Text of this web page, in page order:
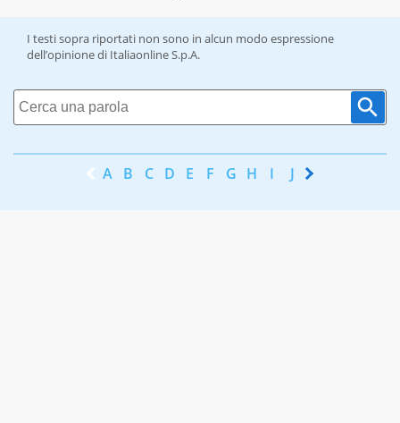
I testi sopra riportati non sono in alcun modo espressione
dell’opinione di Italiaonline S.p.A.
A B C D E F G H I J K